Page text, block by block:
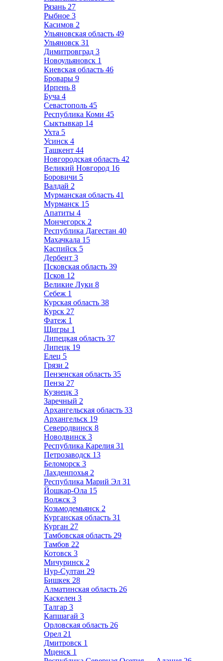
Рязань 27
Рыбное 3
Касимов 2
Ульяновская область 49
Ульяновск 31
Димитровград 3
Новоульяновск 1
Киевская область 46
Бровары 9
Ирпень 8
Буча 4
Севастополь 45
Республика Коми 45
Сыктывкар 14
Ухта 5
Усинск 4
Ташкент 44
Новгородская область 42
Великий Новгород 16
Боровичи 5
Валдай 2
Мурманская область 41
Мурманск 15
Апатиты 4
Мончегорск 2
Республика Дагестан 40
Махачкала 15
Каспийск 5
Дербент 3
Псковская область 39
Псков 12
Великие Луки 8
Себеж 1
Курская область 38
Курск 27
Фатеж 1
Щигры 1
Липецкая область 37
Липецк 19
Елец 5
Грязи 2
Пензенская область 35
Пенза 27
Кузнецк 3
Заречный 2
Архангельская область 33
Архангельск 19
Северодвинск 8
Новодвинск 3
Республика Карелия 31
Петрозаводск 13
Беломорск 3
Лахденпохья 2
Республика Марий Эл 31
Йошкар-Ола 15
Волжск 3
Козьмодемьянск 2
Курганская область 31
Курган 27
Тамбовская область 29
Тамбов 22
Котовск 3
Мичуринск 2
Нур-Султан 29
Бишкек 28
Алматинская область 26
Каскелен 3
Талгар 3
Капшагай 3
Орловская область 26
Орел 21
Дмитровск 1
Мценск 1